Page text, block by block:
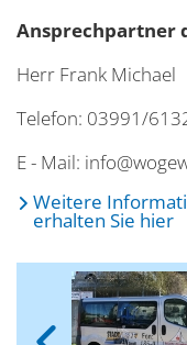
Ansprechpartner
Herr Frank Michael
Telefon: 03991/
E - Mail:
Weitere
erhalten Sie hier